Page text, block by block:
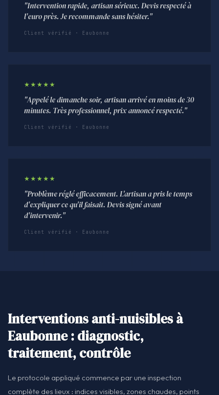
"Intervention rapide, artisan sérieux. Devis respecté à
l'euro près. Je recommande sans hésiter."
Client vérifié · Eaubonne
★★★★★
"Appelé le dimanche soir, artisan arrivé en moins de 30
minutes. Très professionnel, prix annoncé respecté."
Client vérifié · Eaubonne
★★★★★
"Problème réglé efficacement. L'artisan a pris le temps
d'expliquer ce qu'il faisait. Devis signé avant
d'intervenir."
Client vérifié · Eaubonne
Interventions anti-nuisibles à
Eaubonne : diagnostic,
traitement, contrôle
Le protocole appliqué commence par une inspection
complète des lieux : indices visibles, zones chaudes, points